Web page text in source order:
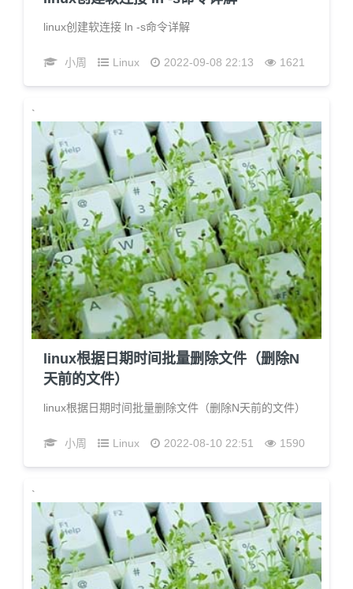
linux创建软连接 ln -s命令详解
小周 Linux 2022-09-08 22:13 1621
`
linux根据日期时间批量删除文件（删除N
天前的文件）
linux根据日期时间批量删除文件（删除N天前的文件）
小周 Linux 2022-08-10 22:51 1590
`